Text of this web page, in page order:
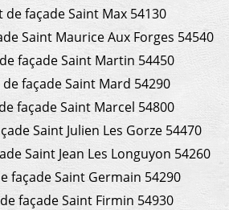
de façade Saint Max 54130
Saint Maurice Aux Forges 54540
façade Saint Martin 54450
façade Saint Mard 54290
façade Saint Marcel 54800
Saint Julien Les Gorze 54470
Saint Jean Les Longuyon 54260
façade Saint Germain 54290
façade Saint Firmin 54930